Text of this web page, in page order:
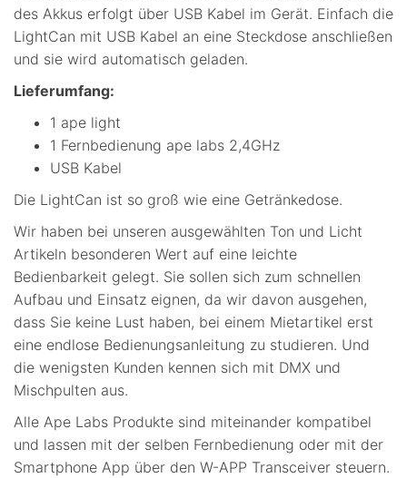
des Akkus erfolgt über USB Kabel im Gerät. Einfach die
LightCan mit USB Kabel an eine Steckdose anschließen
und sie wird automatisch geladen.
Lieferumfang:
1 ape light
1 Fernbedienung ape labs 2,4GHz
USB Kabel
Die LightCan ist so groß wie eine Getränkedose.
Wir haben bei unseren ausgewählten Ton und Licht
Artikeln besonderen Wert auf eine leichte
Bedienbarkeit gelegt. Sie sollen sich zum schnellen
Aufbau und Einsatz eignen, da wir davon ausgehen,
dass Sie keine Lust haben, bei einem Mietartikel erst
eine endlose Bedienungsanleitung zu studieren. Und
die wenigsten Kunden kennen sich mit DMX und
Mischpulten aus.
Alle Ape Labs Produkte sind miteinander kompatibel
und lassen mit der selben Fernbedienung oder mit der
Smartphone App über den W-APP Transceiver steuern.